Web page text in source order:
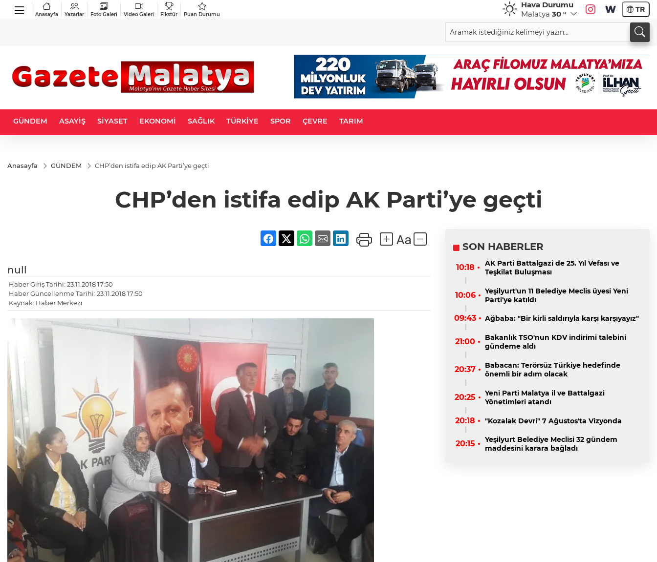
Anasayfa Yazarlar Foto Galeri Video Galeri Fikstür Puan Durumu
Hava Durumu
Malatya 30 ° TR
GÜNDEM ASAYİŞ SİYASET EKONOMİ SAĞLIK TÜRKİYE SPOR ÇEVRE TARIM
Anasayfa GÜNDEM CHP’den istifa edip AK Parti’ye geçti
CHP’den istifa edip AK Parti’ye geçti
null
Haber Giriş Tarihi: 23.11.2018 17:50
Haber Güncellenme Tarihi: 23.11.2018 17:50
Kaynak: Haber Merkezi
SON HABERLER
10:18 •
AK Parti Battalgazi de 25. Yıl Vefası ve
Teşkilat Buluşması
10:06 • Yeşilyurt'un 11 Belediye Meclis üyesi Yeni
Parti'ye katıldı
09:43 • Ağbaba: "Bir kirli saldırıyla karşı karşıyayız"
21:00 •
Bakanlık TSO'nun KDV indirimi talebini
gündeme aldı
20:37 • Babacan: Terörsüz Türkiye hedefinde
önemli bir adım olacak
20:25 • Yeni Parti Malatya il ve Battalgazi
Yönetimleri atandı
20:18 • "Kozalak Devri" 7 Ağustos'ta Vizyonda
20:15 • Yeşilyurt Belediye Meclisi 32 gündem
maddesini karara bağladı